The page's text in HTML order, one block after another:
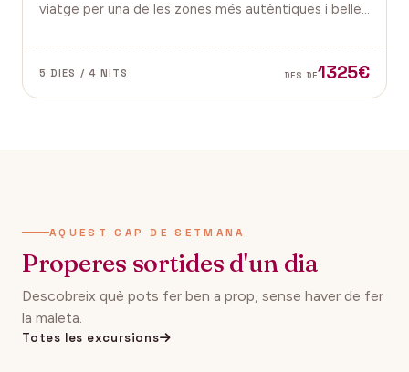
viatge per una de les zones més autèntiques i belles
Cadis i Màlaga. Vens amb nosaltres?
5 DIES / 4 NITS DES DE1325€
AQUEST CAP DE SETMANA
Properes sortides d'un dia
Descobreix què pots fer ben a prop, sense haver de fer
la maleta.
Totes les excursions